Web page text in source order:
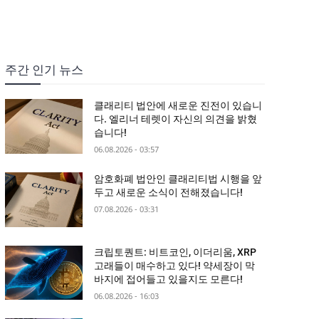
주간 인기 뉴스
클래리티 법안에 새로운 진전이 있습니
다. 엘리너 테렛이 자신의 의견을 밝혔
습니다!
06.08.2026 - 03:57
암호화폐 법안인 클래리티법 시행을 앞
두고 새로운 소식이 전해졌습니다!
07.08.2026 - 03:31
크립토퀀트: 비트코인, 이더리움, XRP
고래들이 매수하고 있다! 약세장이 막
바지에 접어들고 있을지도 모른다!
06.08.2026 - 16:03